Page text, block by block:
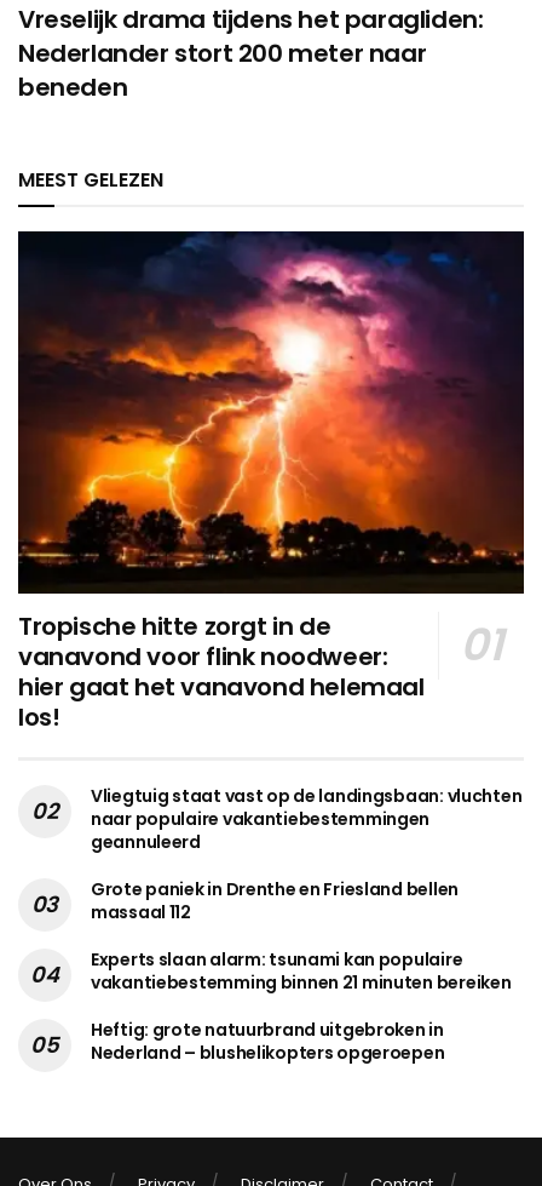
Vreselijk drama tijdens het paragliden:
Nederlander stort 200 meter naar
beneden
MEEST GELEZEN
Tropische hitte zorgt in de
vanavond voor flink noodweer:
hier gaat het vanavond helemaal
los!
Vliegtuig staat vast op de landingsbaan: vluchten
naar populaire vakantiebestemmingen
geannuleerd
Grote paniek in Drenthe en Friesland bellen
massaal 112
Experts slaan alarm: tsunami kan populaire
vakantiebestemming binnen 21 minuten bereiken
Heftig: grote natuurbrand uitgebroken in
Nederland – blushelikopters opgeroepen